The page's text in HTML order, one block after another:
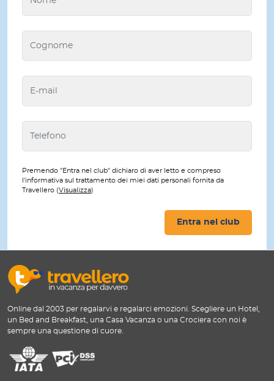
Premendo "Entra nel club" dichiaro di aver letto e compreso
l'informativa sul trattamento dei miei dati personali fornita da
Travellero (Visualizza)
Entra nel club
Online dal 2003 per regalarvi e regalarci emozioni. Scegliere un Hotel,
un Bed and Breakfast, una Casa Vacanza o una Crociera con noi è
sempre una questione di cuore.